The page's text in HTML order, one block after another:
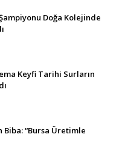
Doğa Kolejinde
Keyfi Tarihi Surların
Biba: “Bursa Üretimle